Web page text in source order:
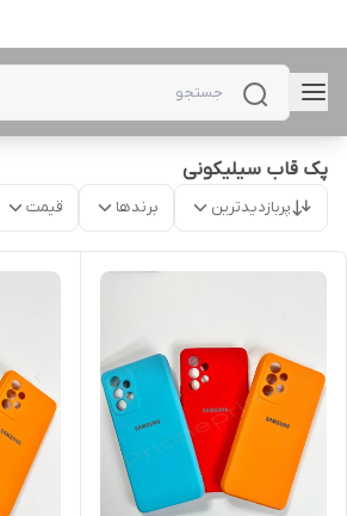
پک قاب سیلیکونی
پربازدیدترین برندها قیمت